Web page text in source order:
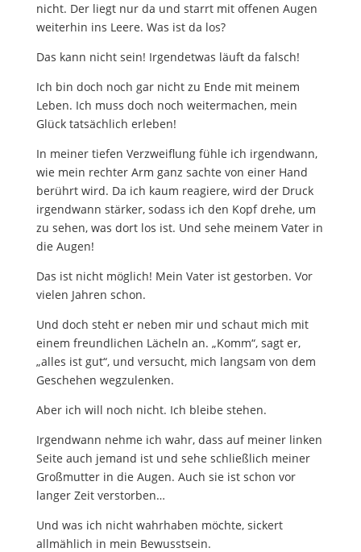
nicht. Der liegt nur da und starrt mit offenen Augen
weiterhin ins Leere. Was ist da los?
Das kann nicht sein! Irgendetwas läuft da falsch!
Ich bin doch noch gar nicht zu Ende mit meinem
Leben. Ich muss doch noch weitermachen, mein
Glück tatsächlich erleben!
In meiner tiefen Verzweiflung fühle ich irgendwann,
wie mein rechter Arm ganz sachte von einer Hand
berührt wird. Da ich kaum reagiere, wird der Druck
irgendwann stärker, sodass ich den Kopf drehe, um
zu sehen, was dort los ist. Und sehe meinem Vater in
die Augen!
Das ist nicht möglich! Mein Vater ist gestorben. Vor
vielen Jahren schon.
Und doch steht er neben mir und schaut mich mit
einem freundlichen Lächeln an. „Komm“, sagt er,
„alles ist gut“, und versucht, mich langsam von dem
Geschehen wegzulenken.
Aber ich will noch nicht. Ich bleibe stehen.
Irgendwann nehme ich wahr, dass auf meiner linken
Seite auch jemand ist und sehe schließlich meiner
Großmutter in die Augen. Auch sie ist schon vor
langer Zeit verstorben…
Und was ich nicht wahrhaben möchte, sickert
allmählich in mein Bewusstsein.